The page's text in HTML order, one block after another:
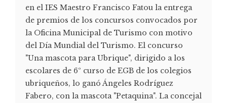
en el IES Maestro Francisco Fatou la entrega
de premios de los concursos convocados por
la Oficina Municipal de Turismo con motivo
del Día Mundial del Turismo. El concurso
"Una mascota para Ubrique", dirigido a los
escolares de 6º curso de EGB de los colegios
ubriqueños, lo ganó Ángeles Rodríguez
Fabero, con la mascota "Petaquina". La concejal